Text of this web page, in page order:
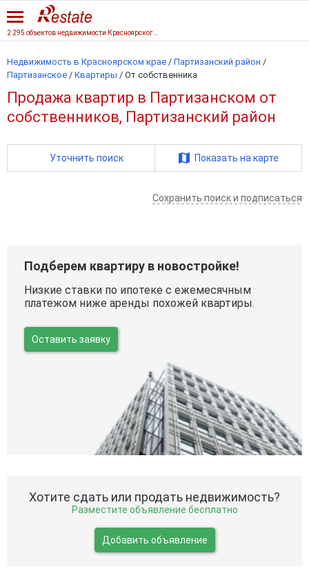
Недвижимость в Красноярском крае / Партизанский район /
Партизанское / Квартиры / От собственника
Продажа квартир в Партизанском от
собственников, Партизанский район
Уточнить поиск Показать на карте
Сохранить поиск и подписаться
Подберем квартиру в новостройке!
Низкие ставки по ипотеке с ежемесячным
платежом ниже аренды похожей квартиры.
Оставить заявку
Хотите сдать или продать недвижимость?
Разместите объявление бесплатно
Добавить объявление